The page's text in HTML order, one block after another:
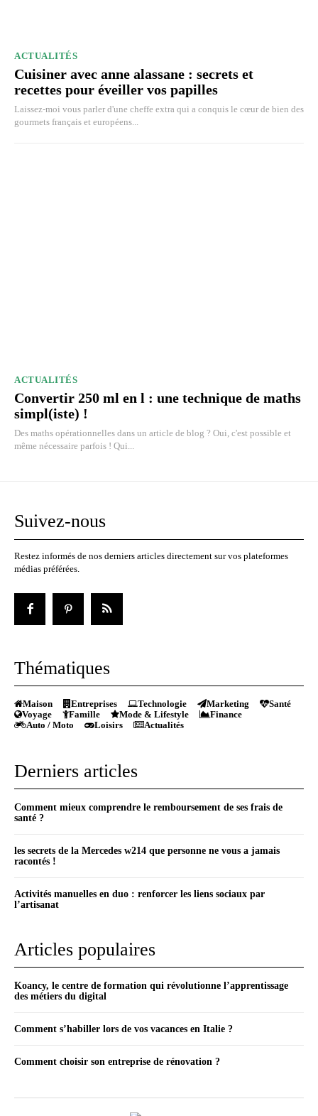
ACTUALITÉS
Cuisiner avec anne alassane : secrets et
recettes pour éveiller vos papilles
Laissez-moi vous parler d'une cheffe extra qui a conquis le cœur de bien des
gourmets français et européens...
ACTUALITÉS
Convertir 250 ml en l : une technique de maths
simpl(iste) !
Des maths opérationnelles dans un article de blog ? Oui, c'est possible et
même nécessaire parfois ! Qui...
Suivez-nous
Restez informés de nos derniers articles directement sur vos plateformes
médias préférées.
Thématiques
Maison Entreprises Technologie Marketing
Santé
Voyage
Famille Mode & Lifestyle
Finance
Auto / Moto
Loisirs Actualités
Derniers articles
Comment mieux comprendre le remboursement de ses frais de
santé ?
les secrets de la Mercedes w214 que personne ne vous a jamais
racontés !
Activités manuelles en duo : renforcer les liens sociaux par
l’artisanat
Articles populaires
Koancy, le centre de formation qui révolutionne l’apprentissage
des métiers du digital
Comment s’habiller lors de vos vacances en Italie ?
Comment choisir son entreprise de rénovation ?